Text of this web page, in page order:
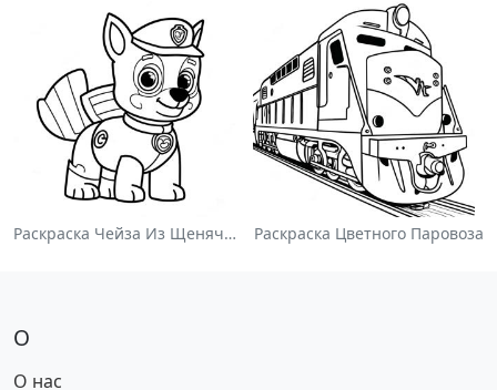
Раскраска Чейза Из Щенячьего Патруля Раскраска Цветного Паровоза
О
О нас